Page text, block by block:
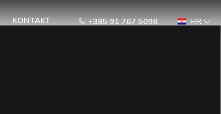
KONTAKT +385 91 767 5098 HR